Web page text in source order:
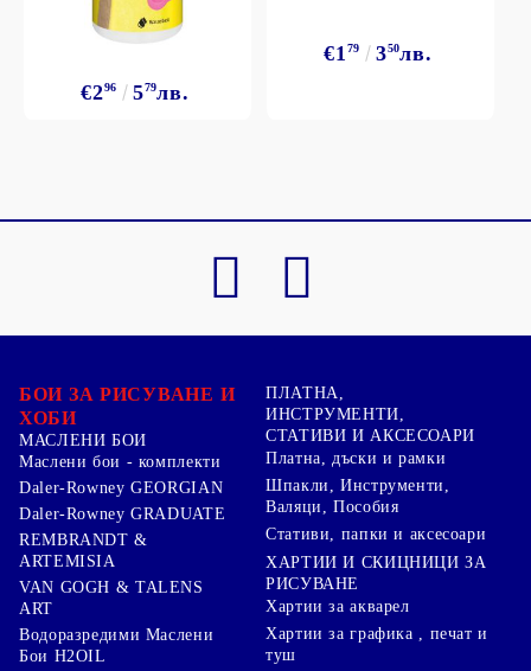
€296 579лв.
€1 79 350лв.
БОИ ЗА РИСУВАНЕ И
ХОБИ
МАСЛЕНИ БОИ
Маслени бои - комплекти
Daler-Rowney GEORGIAN
Daler-Rowney GRADUATE
REMBRANDT &
ARTEMISIA
VAN GOGH & TALENS
ART
Водоразредими Маслени
Бои H2OIL
ПЛАТНА,
ИНСТРУМЕНТИ,
СТАТИВИ И АКСЕСОАРИ
Платна, дъски и рамки
Шпакли, Инструменти,
Валяци, Пособия
Стативи, папки и аксесоари
ХАРТИИ И СКИЦНИЦИ ЗА
РИСУВАНЕ
Хартии за акварел
Хартии за графика , печат и
туш